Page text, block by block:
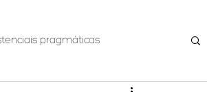
pragmáticas